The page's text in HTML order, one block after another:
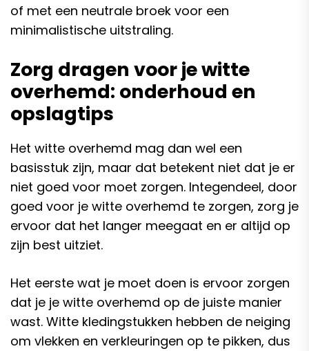
of met een neutrale broek voor een
minimalistische uitstraling.
Zorg dragen voor je witte
overhemd: onderhoud en
opslagtips
Het witte overhemd mag dan wel een
basisstuk zijn, maar dat betekent niet dat je er
niet goed voor moet zorgen. Integendeel, door
goed voor je witte overhemd te zorgen, zorg je
ervoor dat het langer meegaat en er altijd op
zijn best uitziet.
Het eerste wat je moet doen is ervoor zorgen
dat je je witte overhemd op de juiste manier
wast. Witte kledingstukken hebben de neiging
om vlekken en verkleuringen op te pikken, dus